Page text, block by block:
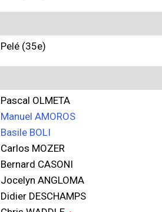
Pelé (35e)
Pascal OLMETA
Manuel AMOROS
Basile BOLI
Carlos MOZER
Bernard CASONI
Jocelyn ANGLOMA
Didier DESCHAMPS